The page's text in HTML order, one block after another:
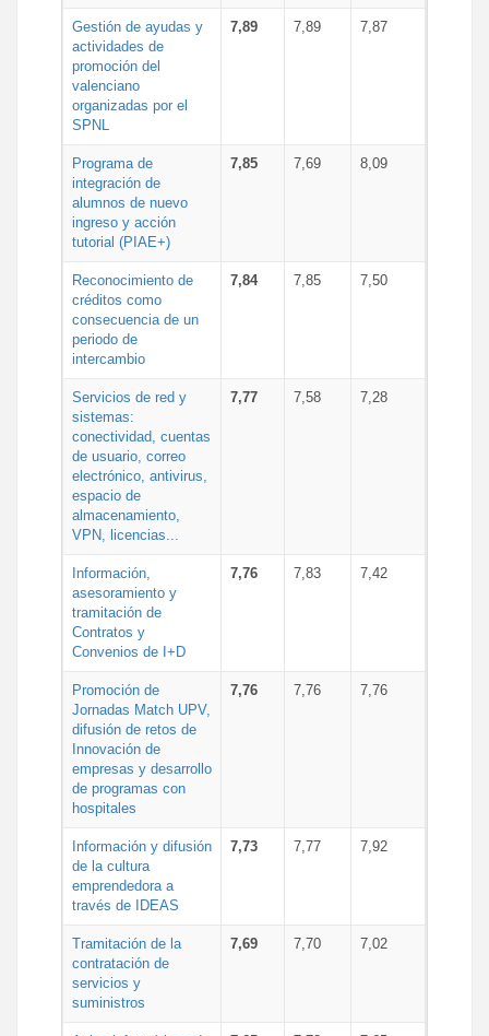
Gestión de ayudas y
actividades de
promoción del
valenciano
organizadas por el
SPNL
7,89 7,89 7,87
Programa de
integración de
alumnos de nuevo
ingreso y acción
tutorial (PIAE+)
7,85 7,69 8,09
Reconocimiento de
créditos como
consecuencia de un
periodo de
intercambio
7,84 7,85 7,50
Servicios de red y
sistemas:
conectividad, cuentas
de usuario, correo
electrónico, antivirus,
espacio de
almacenamiento,
VPN, licencias...
7,77 7,58 7,28
Información,
asesoramiento y
tramitación de
Contratos y
Convenios de I+D
7,76 7,83 7,42
Promoción de
Jornadas Match UPV,
difusión de retos de
Innovación de
empresas y desarrollo
de programas con
hospitales
7,76 7,76 7,76
Información y difusión
de la cultura
emprendedora a
través de IDEAS
7,73 7,77 7,92
Tramitación de la
contratación de
servicios y
suministros
7,69 7,70 7,02